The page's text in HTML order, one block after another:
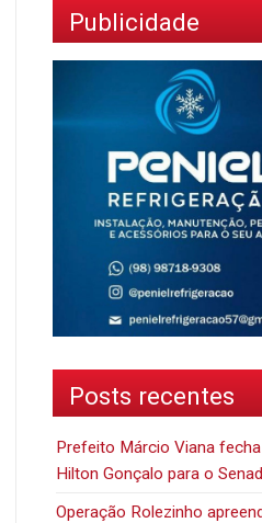
Publicidade
Posts recentes
Prefeito Márcio Viana
Hilton Gonçalo para o
Operação Rolezinho